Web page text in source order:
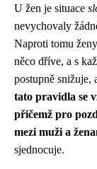
U žen je situace
nevychovaly
Naproti tomu
něco dříve, a s
postupně snižuje,
tato pravidla se
přičemž pro
mezi muži a
sjednocuje.